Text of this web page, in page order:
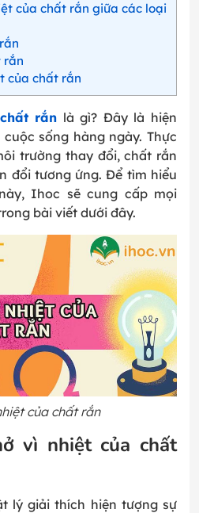
của chất rắn giữa các loại
rắn
của chất rắn
rắn là gì? Đây là hiện
sống hàng ngày. Thực
trường thay đổi, chất rắn
đổi tương ứng. Để tìm hiểu
Ihoc sẽ cung cấp mọi
bài viết dưới đây.
của chất rắn
vì nhiệt của chất
lý giải thích hiện tượng sự